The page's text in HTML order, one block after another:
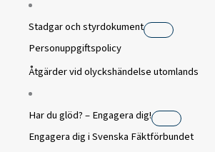
Stadgar och styrdokument
Personuppgiftspolicy
Åtgärder vid olyckshändelse utomlands
Har du glöd? – Engagera dig!
Engagera dig i Svenska Fäktförbundet